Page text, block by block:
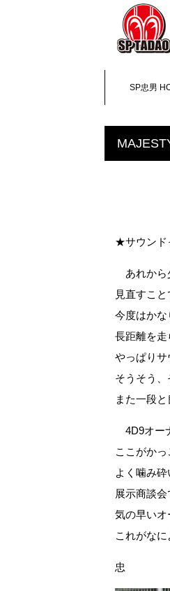
SP忠男
★サウンド
あれから
見直すこ
今度はかな
長距離を走
やっぱりサ
そうそう、
また一段
4D9オー
ここがか
よく噛み砕
展示商談会
気の早いオ
これがな
忠